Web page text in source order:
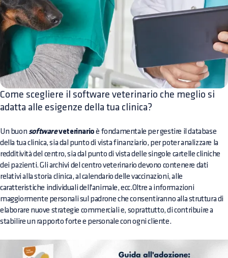
Come scegliere il software veterinario che meglio si
adatta alle esigenze della tua clinica?
Un buon softwareveterinario è fondamentale per gestire il database
della tua clinica, sia dal punto di vista finanziario, per poter analizzare la
redditività del centro, sia dal punto di vista delle singole cartelle cliniche
dei pazienti. Gli archivi del centro veterinario devono contenere dati
relativi alla storia clinica, al calendario delle vaccinazioni, alle
caratteristiche individuali dell'animale, ecc.Oltre a informazioni
maggiormente personali sul padrone che consentiranno alla struttura di
elaborare nuove strategie commerciali e, soprattutto, di contribuire a
stabilire un rapporto forte e personale con ogni cliente.